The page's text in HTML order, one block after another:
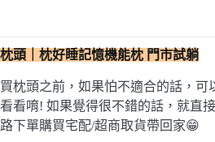
枕頭｜枕好睡記憶機能枕 門市試躺
買枕頭之前，如果怕不適合的話，可
看看唷! 如果覺得很不錯的話，就直
路下單購買宅配/超商取貨帶回家😁